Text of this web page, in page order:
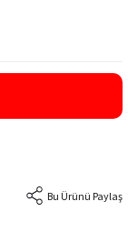
Bu Ürünü Paylaş